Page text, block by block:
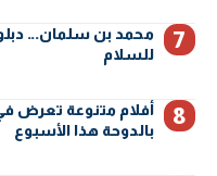
محمد بن سلمان…
للسلام
أفلام متنوعة تعرض
بالدوحة هذا الأسبوع